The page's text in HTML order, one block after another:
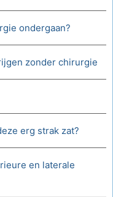
ondergaan?
zonder chirurgie
erg strak zat?
en laterale